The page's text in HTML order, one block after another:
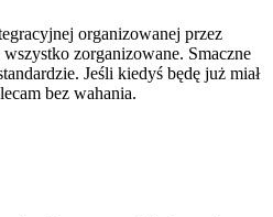
organizowanej przez
zorganizowane. Smaczne
Jeśli kiedyś będę już miał
bez wahania.